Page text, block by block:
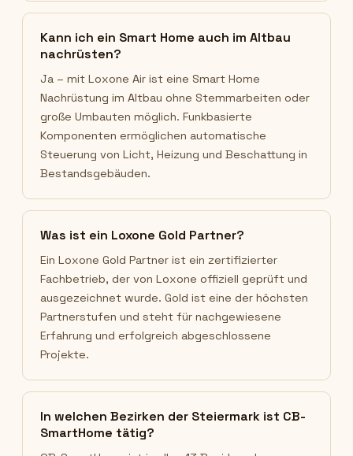
Kann ich ein Smart Home auch im Altbau
nachrüsten?
Ja – mit Loxone Air ist eine Smart Home
Nachrüstung im Altbau ohne Stemmarbeiten oder
große Umbauten möglich. Funkbasierte
Komponenten ermöglichen automatische
Steuerung von Licht, Heizung und Beschattung in
Bestandsgebäuden.
Was ist ein Loxone Gold Partner?
Ein Loxone Gold Partner ist ein zertifizierter
Fachbetrieb, der von Loxone offiziell geprüft und
ausgezeichnet wurde. Gold ist eine der höchsten
Partnerstufen und steht für nachgewiesene
Erfahrung und erfolgreich abgeschlossene
Projekte.
In welchen Bezirken der Steiermark ist CB-
SmartHome tätig?